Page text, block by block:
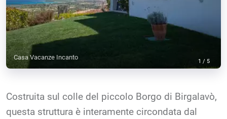
Casa Vacanze Incanto 1 / 5
Costruita sul colle del piccolo Borgo di Birgalavò,
questa struttura è interamente circondata dal